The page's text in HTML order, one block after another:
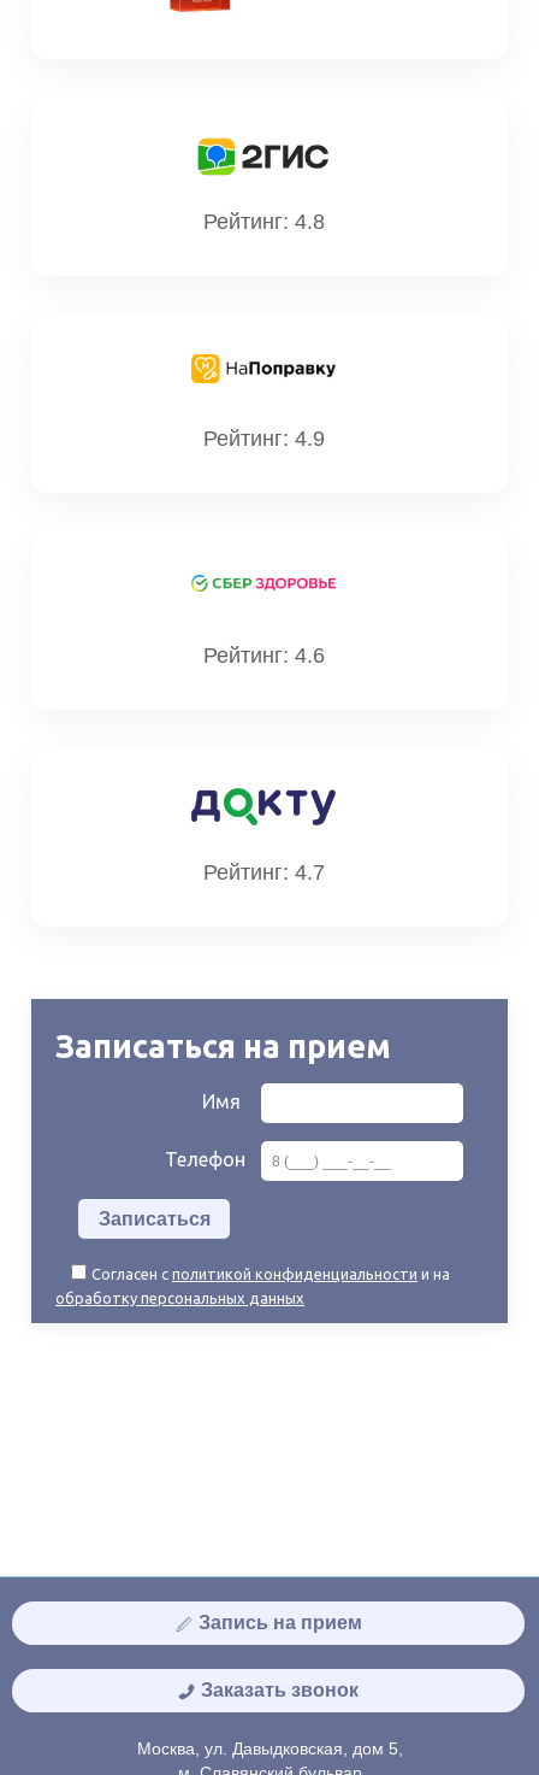
Рейтинг: 4.8
Рейтинг: 4.9
Рейтинг: 4.6
Рейтинг: 4.7
Записаться на прием
Имя
Телефон
Согласен сполитикой конфиденциальности и на
обработку персональных данных
Запись на прием
Заказать звонок
Москва, ул. Давыдковская, дом 5,